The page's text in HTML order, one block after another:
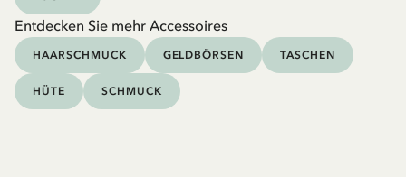
Entdecken Sie mehr Accessoires
HAARSCHMUCK GELDBÖRSEN TASCHEN
HÜTE SCHMUCK